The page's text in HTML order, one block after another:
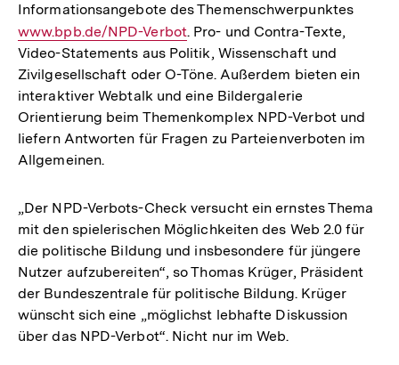
Informationsangebote des Themenschwerpunktes
www.bpb.de/NPD-Verbot. Pro- und Contra-Texte,
Video-Statements aus Politik, Wissenschaft und
Zivilgesellschaft oder O-Töne. Außerdem bieten ein
interaktiver Webtalk und eine Bildergalerie
Orientierung beim Themenkomplex NPD-Verbot und
liefern Antworten für Fragen zu Parteienverboten im
Allgemeinen.
„Der NPD-Verbots-Check versucht ein ernstes Thema
mit den spielerischen Möglichkeiten des Web 2.0 für
die politische Bildung und insbesondere für jüngere
Nutzer aufzubereiten“, so Thomas Krüger, Präsident
der Bundeszentrale für politische Bildung. Krüger
wünscht sich eine „möglichst lebhafte Diskussion
über das NPD-Verbot“. Nicht nur im Web.